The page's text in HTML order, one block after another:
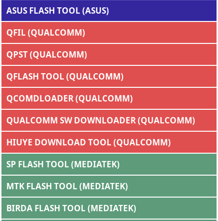
ASUS FLASH TOOL (ASUS)
QFIL (QUALCOMM)
QPST (QUALCOMM)
QFLASH TOOL (QUALCOMM)
QCOMDLOADER (QUALCOMM)
QUALCOMM SW DOWNLOADER (QUALCOMM)
HIUYE DOWNLOAD TOOL (QUALCOMM)
SP FLASH TOOL (MEDIATEK)
MTK FLASH TOOL (MEDIATEK)
BIRDA FLASH TOOL (MEDIATEK)